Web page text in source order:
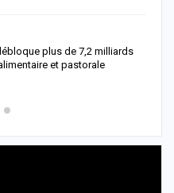
plus de 7,2 milliards
et pastorale